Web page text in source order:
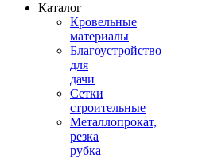
Каталог
Кровельные
материалы
Благоустройство
для
дачи
Сетки
строительные
Металлопрокат,
резка
рубка